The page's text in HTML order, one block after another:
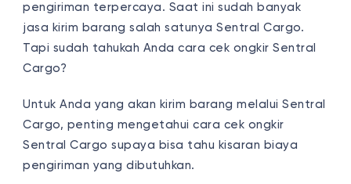
pengiriman terpercaya. Saat ini sudah banyak
jasa kirim barang salah satunya Sentral Cargo.
Tapi sudah tahukah Anda cara cek ongkir Sentral
Cargo?
Untuk Anda yang akan kirim barang melalui Sentral
Cargo, penting mengetahui cara cek ongkir
Sentral Cargo supaya bisa tahu kisaran biaya
pengiriman yang dibutuhkan.